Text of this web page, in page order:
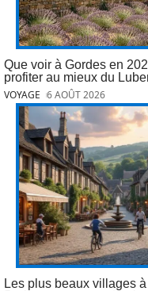
Que voir à Gordes en
profiter au mieux du
VOYAGE 6 AOÛT 2026
Les plus beaux villages